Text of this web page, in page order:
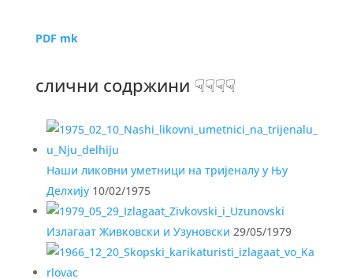
PDF mk
слични содржини ☟☟☟☟
Наши ликовни уметници на тријеналу у Њу
Делхију10/02/1975
Излагаат Живковски и Узуновски 29/05/1979